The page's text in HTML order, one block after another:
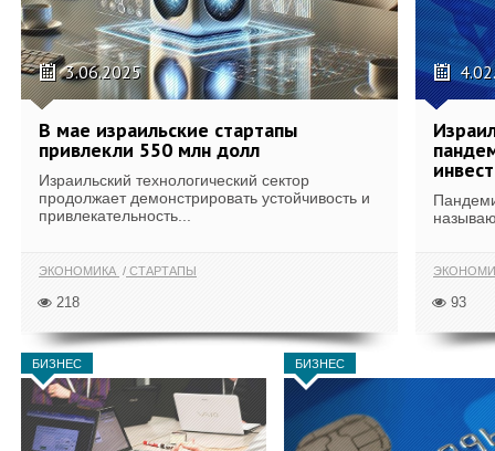
3.06.2025
В мае израильские стартапы
привлекли 550 млн долл
Израильский технологический сектор
продолжает демонстрировать устойчивость и
привлекательность...
ЭКОНОМИКА СТАРТАПЫ
218 93
БИЗНЕС БИЗНЕС